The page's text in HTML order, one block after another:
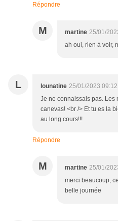
Répondre
M martine 25/01/
ah oui, rien à voir,
L lounatine 25/01/2023 09:12
Je ne connaissais pas. Les
canevas! <br /> Et tu es la
au long cours!!!
Répondre
M martine 25/01/
merci beaucoup,
belle journée